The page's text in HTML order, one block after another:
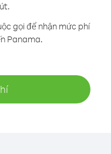
gọi để nhận mức phí
Panama.